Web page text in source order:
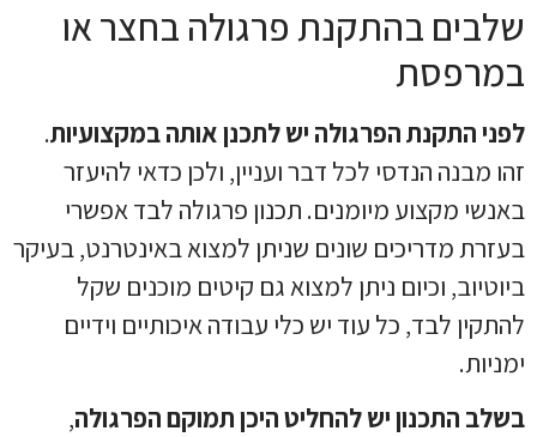
שלבים בהתקנת פרגולה בחצר או
במרפסת
לפני התקנת הפרגולה יש לתכנן אותה במקצועיות.
זהו מבנה הנדסי לכל דבר ועניין, ולכן כדאי להיעזר
באנשי מקצוע מיומנים. תכנון פרגולה לבד אפשרי
בעזרת מדריכים שונים שניתן למצוא באינטרנט, בעיקר
ביוטיוב, וכיום ניתן למצוא גם קיטים מוכנים שקל
להתקין לבד, כל עוד יש כלי עבודה איכותיים וידיים
ימניות.
בשלב התכנון יש להחליט היכן תמוקם הפרגולה,